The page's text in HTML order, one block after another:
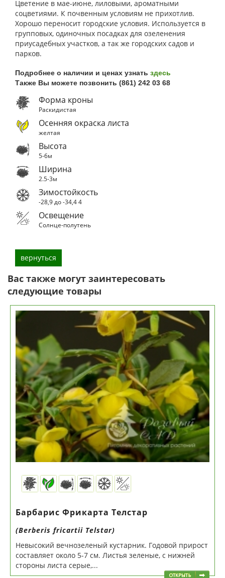
Цветение в мае-июне, лиловыми, ароматными
соцветиями. К почвенным условиям не прихотлив.
Хорошо переносит городские условия. Используется в
групповых, одиночных посадках для озеленения
приусадебных участков, а так же городских садов и
парков.
Подробнее о наличии и ценах узнать здесь
Также Вы можете позвонить (861) 242 03 68
Форма кроны
Раскидистая
Осенняя окраска листа
желтая
Высота
5-6м
Ширина
2.5-3м
Зимостойкость
-28,9 до -34,44
Освещение
Солнце-полутень
вернуться
Вас также могут заинтересовать
следующие товары
Барбарис Фрикарта Телстар
(Berberis fricartii Telstar)
Невысокий вечнозеленый кустарник. Годовой прирост
составляет около 5-7 см. Листья зеленые, с нижней
стороны листа серые,...